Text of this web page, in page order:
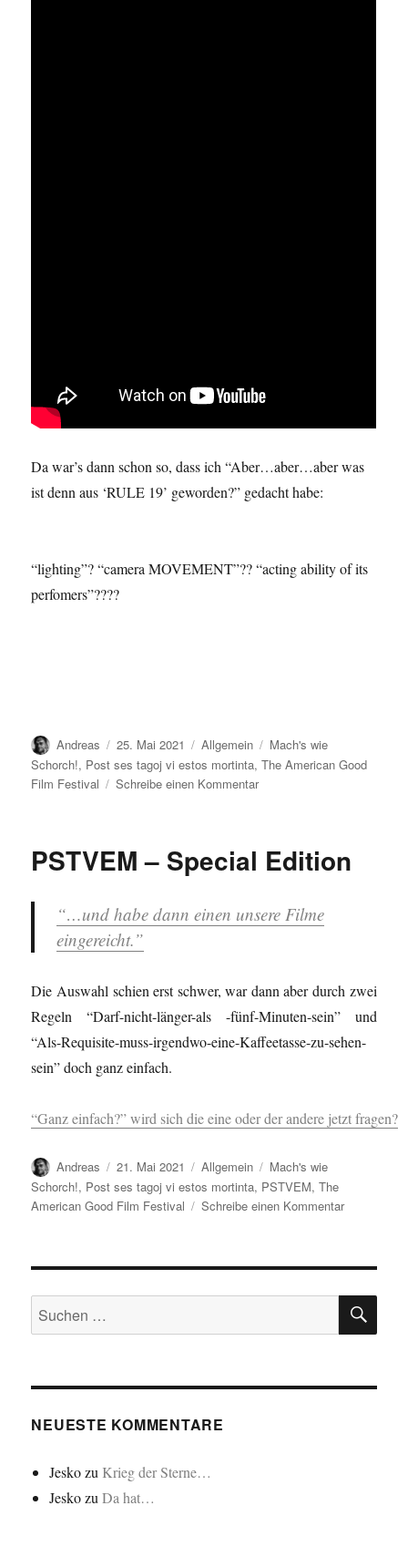
Da war’s dann schon so, dass ich “Aber…aber…aber was
ist denn aus ‘RULE 19’ geworden?” gedacht habe:
“lighting”? “camera MOVEMENT”?? “acting ability of its
perfomers”????
Autor
Andreas
Veröffentlicht
am
25. Mai 2021 Kategorien
Allgemein Schlagwörter
Mach's wie
Schorch!, Post ses tagoj vi estos mortinta,The American Good
Film Festival
Schreibe einen Kommentarzu
PSTVEM – Special Edition
“…und habe dann einen unsere Filme
eingereicht.”
Die Auswahl schien erst schwer, war dann aber durch zwei
Regeln “Darf-nicht-länger-als -fünf-Minuten-sein” und
“Als-Requisite-muss-irgendwo-eine-Kaffeetasse-zu-sehen-
sein” doch ganz einfach.
“Ganz einfach?” wird sich die eine oder der andere jetzt fragen?
Autor
Andreas
Veröffentlicht
am
21. Mai 2021 Kategorien
Allgemein Schlagwörter
Mach's wie
Schorch!, Post ses tagoj vi estos mortinta, PSTVEM,The
American Good Film Festival
Schreibe einen Kommentarzu
Suchen
nach:
NEUESTE KOMMENTARE
Jeskozu Krieg der Sterne…
JeskozuDa hat…